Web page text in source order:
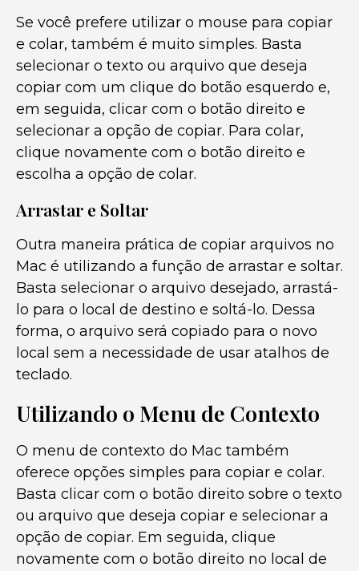
Se você prefere utilizar o mouse para copiar
e colar, também é muito simples. Basta
selecionar o texto ou arquivo que deseja
copiar com um clique do botão esquerdo e,
em seguida, clicar com o botão direito e
selecionar a opção de copiar. Para colar,
clique novamente com o botão direito e
escolha a opção de colar.
Arrastar e Soltar
Outra maneira prática de copiar arquivos no
Mac é utilizando a função de arrastar e soltar.
Basta selecionar o arquivo desejado, arrastá-
lo para o local de destino e soltá-lo. Dessa
forma, o arquivo será copiado para o novo
local sem a necessidade de usar atalhos de
teclado.
Utilizando o Menu de Contexto
O menu de contexto do Mac também
oferece opções simples para copiar e colar.
Basta clicar com o botão direito sobre o texto
ou arquivo que deseja copiar e selecionar a
opção de copiar. Em seguida, clique
novamente com o botão direito no local de